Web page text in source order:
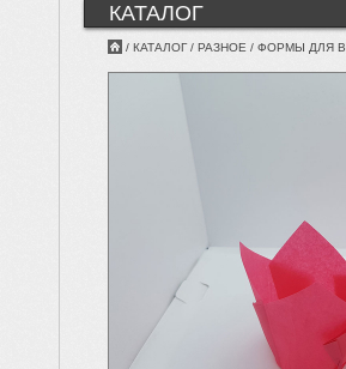
КАТАЛОГ
/ КАТАЛОГ / РАЗНОЕ / ФОРМЫ ДЛЯ